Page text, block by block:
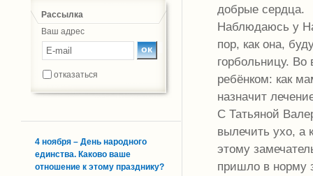
Рассылка
Ваш адрес
отказаться
4 ноября – День народного
единства. Каково ваше
отношение к этому празднику?
добрые сердца.
Наблюдаюсь у
пор, как она,
горбольницу.
ребёнком: как
назначит
С Татьяной
вылечить ухо, а
этому
пришло в норму